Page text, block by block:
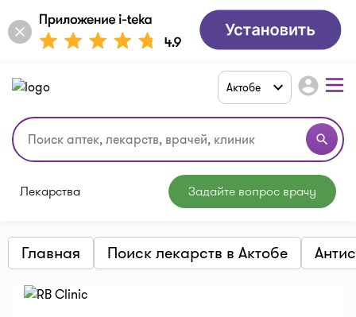
search
Актобе account_circle
Лекарства Задайте вопрос врачу
Главная Поиск лекарств в Актобе